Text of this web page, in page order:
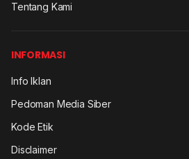
Tentang Kami
INFORMASI
Info Iklan
Pedoman Media Siber
Kode Etik
Disclaimer